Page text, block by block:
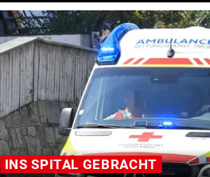
INS SPITAL GEBRACHT